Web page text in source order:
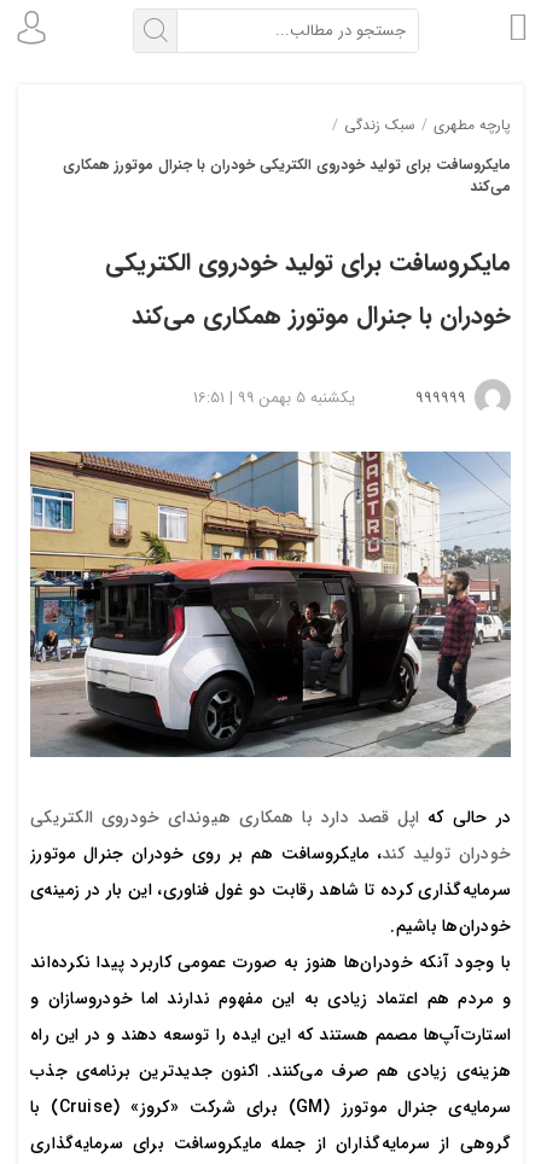
پارچه مطهری / سبک زندگی /
مایکروسافت برای تولید خودروی الکتریکی خودران با جنرال موتورز همکاری
می‌کند
مایکروسافت برای تولید خودروی الکتریکی
خودران با جنرال موتورز همکاری می‌کند
999999 یکشنبه 5 بهمن 99 | 16:51
در حالی که اپل قصد دارد با همکاری هیوندای خودروی الکتریکی
خودران تولید کند، مایکروسافت هم بر روی خودران جنرال موتورز
سرمایه‌گذاری کرده تا شاهد رقابت دو غول فناوری، این بار در زمینه‌ی
خودران‌ها باشیم.
با وجود آنکه خودران‌ها هنوز به صورت عمومی کاربرد پیدا نکرده‌اند
و مردم هم اعتماد زیادی به این مفهوم ندارند اما خودروسازان و
استارت‌آپ‌ها مصمم هستند که این ایده را توسعه دهند و در این راه
هزینه‌ی زیادی هم صرف می‌کنند. اکنون جدیدترین برنامه‌‌ی جذب
سرمایه‌ی جنرال موتورز (GM) برای شرکت «کروز» (Cruise) با
گروهی از سرمایه‌گذاران از جمله مایکروسافت برای سرمایه‌گذاری